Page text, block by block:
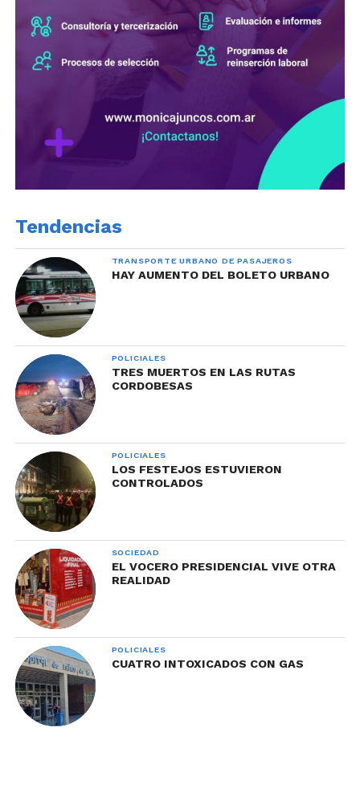
Tendencias
TRANSPORTE URBANO DE PASAJEROS
HAY AUMENTO DEL BOLETO URBANO
POLICIALES
TRES MUERTOS EN LAS RUTAS
CORDOBESAS
POLICIALES
LOS FESTEJOS ESTUVIERON
CONTROLADOS
SOCIEDAD
EL VOCERO PRESIDENCIAL VIVE OTRA
REALIDAD
POLICIALES
CUATRO INTOXICADOS CON GAS